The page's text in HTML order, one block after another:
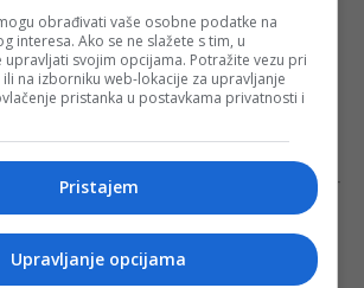
obrađivati vaše osobne podatke na
interesa. Ako se ne slažete s tim, u
upravljati svojim opcijama. Potražite vezu pri
na izborniku web-lokacije za upravljanje
pristanka u postavkama privatnosti i
Pristajem
Upravljanje opcijama